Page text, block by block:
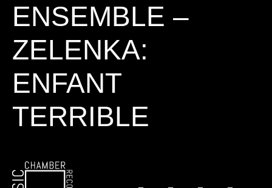
ENSEMBLE –
ZELENKA:
ENFANT
TERRIBLE